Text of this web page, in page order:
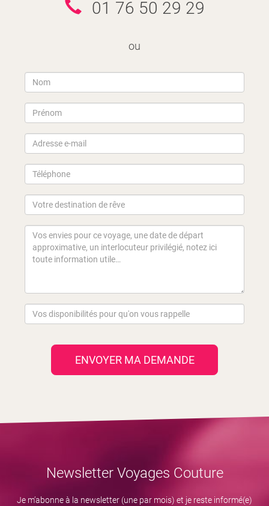
01 76 50 29 29
ou
ENVOYER MA DEMANDE
Newsletter Voyages Couture
Je m’abonne à la newsletter (une par mois) et je reste informé(e)